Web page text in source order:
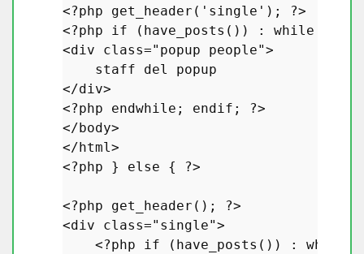
<?php
get_header ( 'single' );
?>
<?php
if ( have_posts ()) : while
<div class=" popup people">
staff
del
popup
</div>
<?php endwhile ; endif ; ?>
</body>
</html>
<?php } else { ?>
<?php get_header ();
?>
<div class=" single">
    <?
php if ( have_posts ()) : while